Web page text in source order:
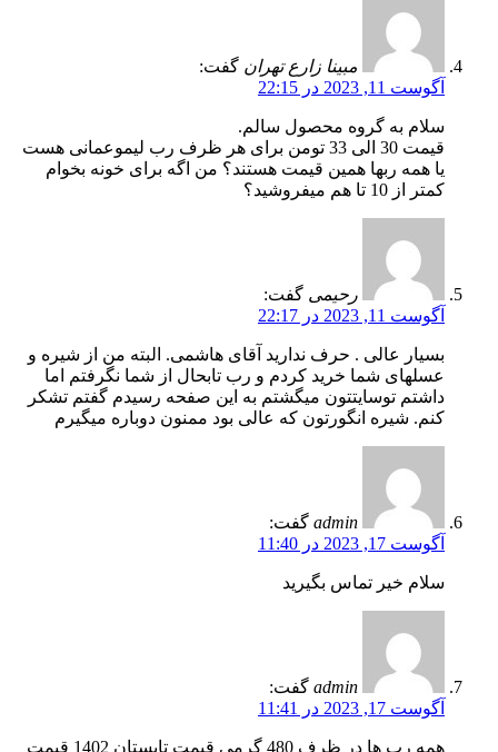
مبینا زارع تهران گفت:
آگوست 11, 2023 در 22:15
سلام به گروه محصول سالم.
قیمت 30 الی 33 تومن برای هر ظرف رب لیموعمانی هست
یا همه ربها همین قیمت هستند؟ من اگه برای خونه بخوام
کمتر از 10 تا هم میفروشید؟
رحیمی گفت:
آگوست 11, 2023 در 22:17
بسیار عالی . حرف ندارید آقای هاشمی. البته من از شیره و
عسلهای شما خرید کردم و رب تابحال از شما نگرفتم اما
داشتم توسایتتون میگشتم به این صفحه رسیدم گفتم تشکر
کنم. شیره انگورتون که عالی بود ممنون دوباره میگیرم
admin گفت:
آگوست 17, 2023 در 11:40
سلام خیر تماس بگیرید
admin گفت:
آگوست 17, 2023 در 11:41
همه رب ها در ظرف 480 گرمی قیمت تابستان 1402 قیمت